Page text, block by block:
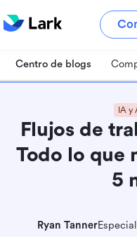
Centro de blogs
IA y
Flujos de
Todo lo que
5
Ryan Tanner